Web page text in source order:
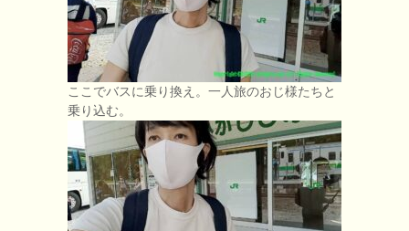
ここでバスに乗り換え。一人旅のおじ様たちと
乗り込む。